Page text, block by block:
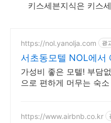
키스세븐지식은 키스
https://nol.yanolja.com 광
서초동모텔 NOL에서
일 NOL DRAW 추첨!
가성비 좋은 모텔! 부담
으로 편하게 머무는 숙
https://www.airbnb.co.kr